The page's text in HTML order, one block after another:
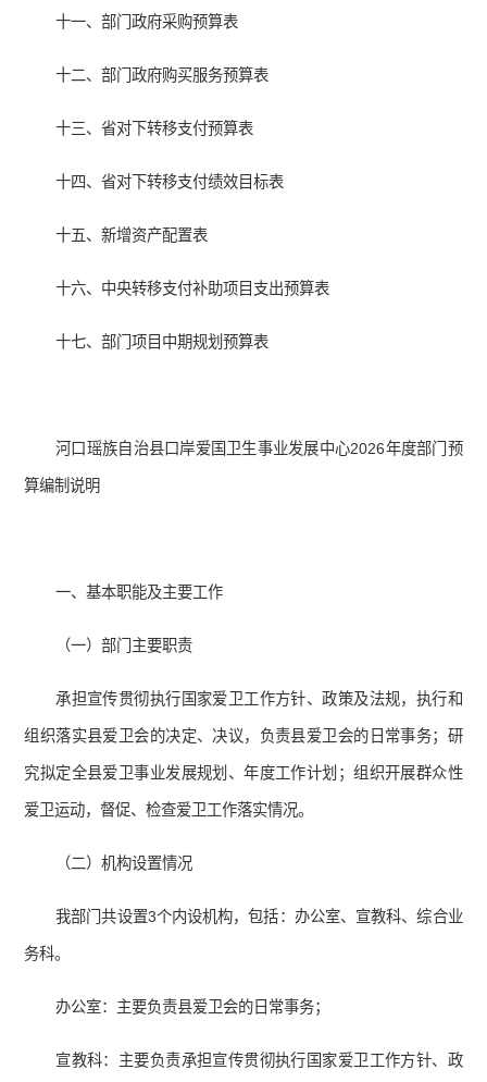
十一、部门政府采购预算表
十二、部门政府购买服务预算表
十三、省对下转移支付预算表
十四、省对下转移支付绩效目标表
十五、新增资产配置表
十六、中央转移支付补助项目支出预算表
十七、部门项目中期规划预算表
河口瑶族自治县口岸爱国卫生事业发展中心2026年度部门预
算编制说明
一、基本职能及主要工作
（一）部门主要职责
承担宣传贯彻执行国家爱卫工作方针、政策及法规，执行和
组织落实县爱卫会的决定、决议，负责县爱卫会的日常事务；研
究拟定全县爱卫事业发展规划、年度工作计划；组织开展群众性
爱卫运动，督促、检查爱卫工作落实情况。
（二）机构设置情况
我部门共设置3个内设机构，包括：办公室、宣教科、综合业
务科。
办公室：主要负责县爱卫会的日常事务；
宣教科：主要负责承担宣传贯彻执行国家爱卫工作方针、政